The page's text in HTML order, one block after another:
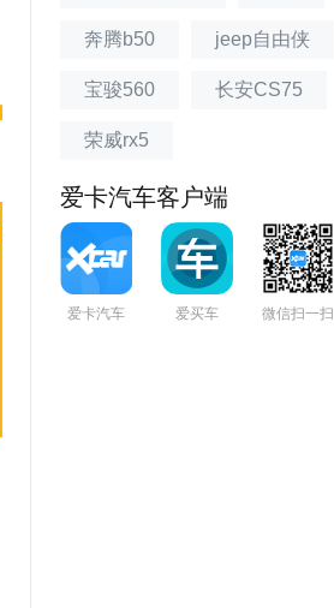
奔腾b50 jeep自由侠
宝骏560 长安CS75
荣威rx5
爱卡汽车客户端
爱卡汽车 爱买车 微信扫一扫